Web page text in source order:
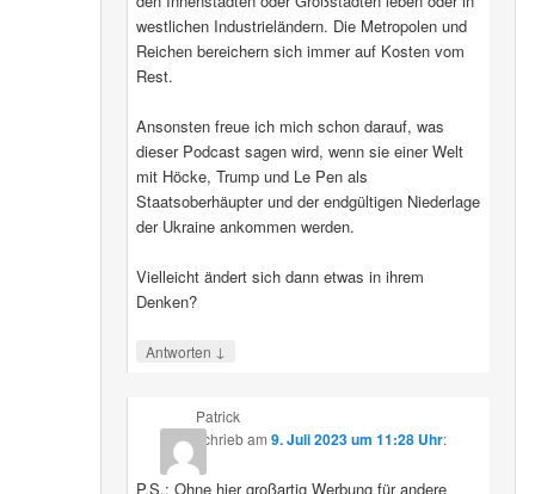
westlichen Industrieländern. Die Metropolen und
Reichen bereichern sich immer auf Kosten vom
Rest.
Ansonsten freue ich mich schon darauf, was
dieser Podcast sagen wird, wenn sie einer Welt
mit Höcke, Trump und Le Pen als
Staatsoberhäupter und der endgültigen Niederlage
der Ukraine ankommen werden.
Vielleicht ändert sich dann etwas in ihrem
Denken?
Antworten ↓
Patrick
schriebam 9. Juli 2023 um 11:28 Uhr:
P.S.: Ohne hier großartig Werbung für andere